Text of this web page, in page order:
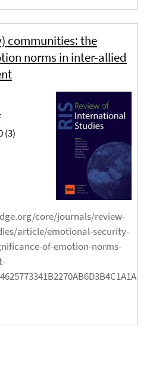
communities: the
norms in inter-allied
(3)
core/journals/review-
article/emotional-security-
of-emotion-norms-